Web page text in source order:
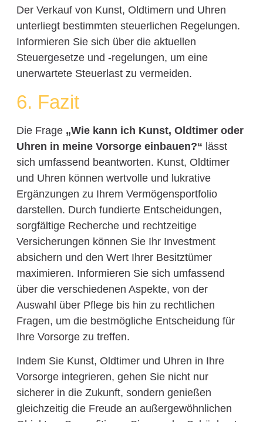
Der Verkauf von Kunst, Oldtimern und Uhren
unterliegt bestimmten steuerlichen Regelungen.
Informieren Sie sich über die aktuellen
Steuergesetze und -regelungen, um eine
unerwartete Steuerlast zu vermeiden.
6. Fazit
Die Frage „Wie kann ich Kunst, Oldtimer oder
Uhren in meine Vorsorge einbauen?“ lässt
sich umfassend beantworten. Kunst, Oldtimer
und Uhren können wertvolle und lukrative
Ergänzungen zu Ihrem Vermögensportfolio
darstellen. Durch fundierte Entscheidungen,
sorgfältige Recherche und rechtzeitige
Versicherungen können Sie Ihr Investment
absichern und den Wert Ihrer Besitztümer
maximieren. Informieren Sie sich umfassend
über die verschiedenen Aspekte, von der
Auswahl über Pflege bis hin zu rechtlichen
Fragen, um die bestmögliche Entscheidung für
Ihre Vorsorge zu treffen.
Indem Sie Kunst, Oldtimer und Uhren in Ihre
Vorsorge integrieren, gehen Sie nicht nur
sicherer in die Zukunft, sondern genießen
gleichzeitig die Freude an außergewöhnlichen